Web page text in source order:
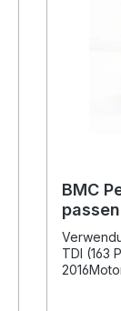
BMC
2.0
TDI (163